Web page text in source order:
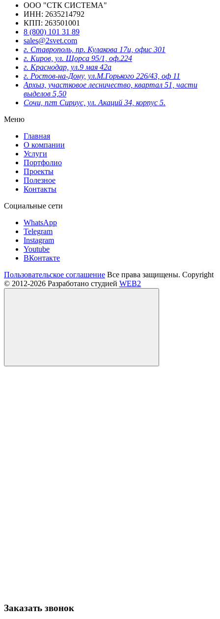
ООО "СТК СИСТЕМА"
ИНН: 2635214792
КПП: 263501001
8 (800) 101 31 89
sales@2svet.com
г. Ставрополь, пр. Кулакова 17и, офис 301
г. Киров, ул. Щорса 95/1, оф.224
г. Краснодар, ул.9 мая 42а
г. Ростов-на-Дону, ул.М.Горького 226/43, оф 11
Архыз, участковое лесничество, квартал 51, части
выделов 5,50
Сочи, пгт Сириус, ул. Акаций 34, корпус 5.
Меню
Главная
О компании
Услуги
Портфолио
Проекты
Полезное
Контакты
Социальные сети
WhatsApp
Telegram
Instagram
Youtube
ВКонтакте
Пользовательское соглашение Все права защищены. Copyright
© 2012-2026 Разработано студией WEB2
Заказать звонок